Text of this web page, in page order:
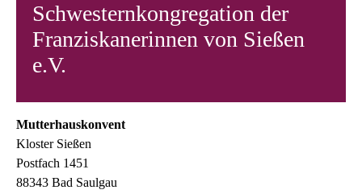
Schwesternkongregation der
Franziskanerinnen von Sießen
e.V.
Mutterhauskonvent
Kloster Sießen
Postfach 1451
88343 Bad Saulgau